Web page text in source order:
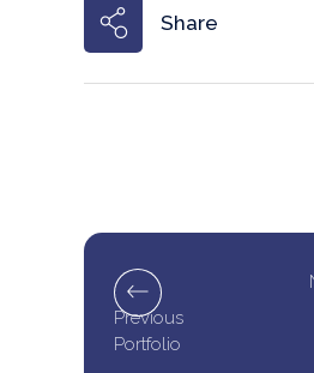
Share
Previous
Portfolio